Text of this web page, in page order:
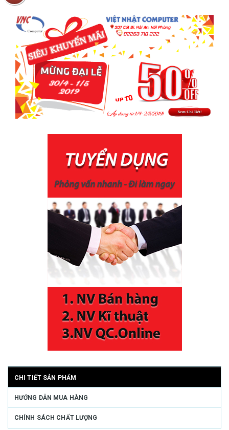
CHI TIẾT SẢN PHẨM
HƯỚNG DẪN MUA HÀNG
CHÍNH SÁCH CHẤT LƯỢNG